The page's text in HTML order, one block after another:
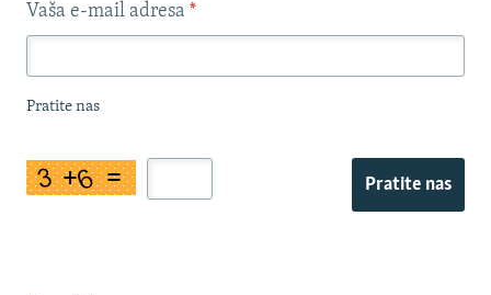
Vaša e-mail adresa *
Pratite nas
Pratite nas